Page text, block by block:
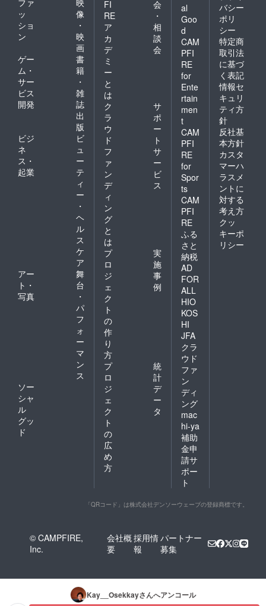
ファ
ッ
ショ
ン
映
像
・
映
画
ゲー
ム・
サー
ビス
開発
書
籍
・
雑
誌
出
版
ビジ
ネ
ス・
起業
ビ
ュ
ー
テ
ィ
ー
・
ヘ
ル
ス
ケ
ア
アー
ト・
写真
舞
台
・
パ
フ
ォ
ー
マ
ン
ス
ソー
シャ
ル
グッ
ド
FI
RE
ア
カ
デ
ミ
ー
と
は
会
・
相
談
会
ク
ラ
ウ
ド
フ
ァ
ン
デ
ィ
ン
グ
と
は
サ
ポ
ー
ト
サ
ー
ビ
ス
プ
ロ
ジ
ェ
ク
ト
の
作
り
方
実
施
事
例
プ
ロ
ジ
ェ
ク
ト
の
広
め
方
統
計
デ
ー
タ
al
Goo
d
CAM
PFI
RE
for
Ente
rtain
men
t
CAM
PFI
RE
for
Spor
ts
CAM
PFI
RE
ふる
さと
納税
AD
FOR
ALL
HIO
KOS
HI
JFA
クラ
ウド
ファ
ン
ディ
ング
mac
hi-ya
補助
金申
請サ
ポー
ト
バシー
ポリ
シー
特定商
取引法
に基づ
く表記
情報セ
キュリ
ティ方
針
反社基
本方針
カスタ
マーハ
ラスメ
ントに
対する
考え方
クッ
キーポ
リシー
「QRコード」は株式会社デンソーウェーブの登録商標です。
© CAMPFIRE,
Inc.
会社概
要
採用情
報
パートナー
募集
Kay__Osekkayさんへアンコール